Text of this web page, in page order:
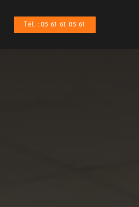
Tél. : 05 61 61 05 61